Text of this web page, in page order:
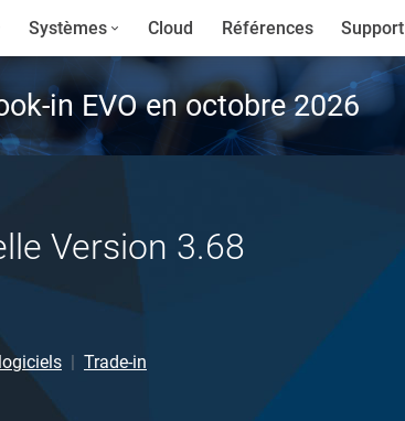
Systèmes Cloud Références Support
in EVO en octobre 2026
Version 3.68
Trade-in